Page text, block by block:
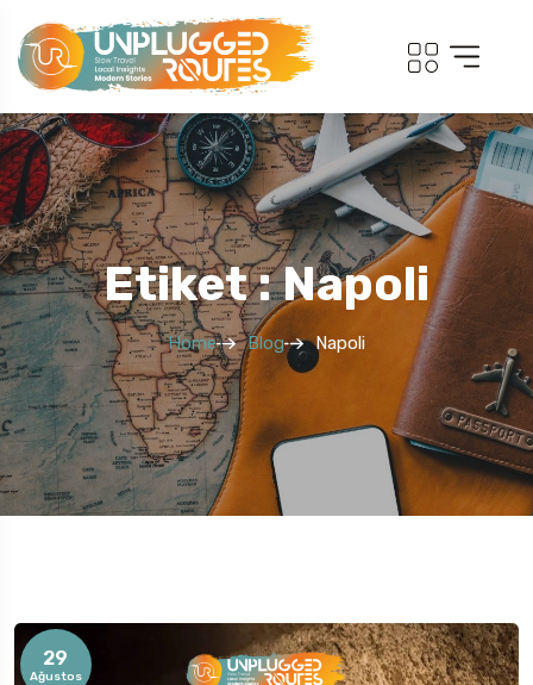
Etiket : Napoli
Home Blog Napoli
29
Ağustos